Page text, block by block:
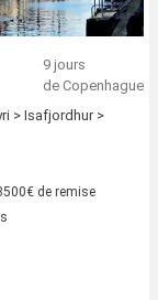
9 jours
de Copenhague
> Isafjordhur >
de remise